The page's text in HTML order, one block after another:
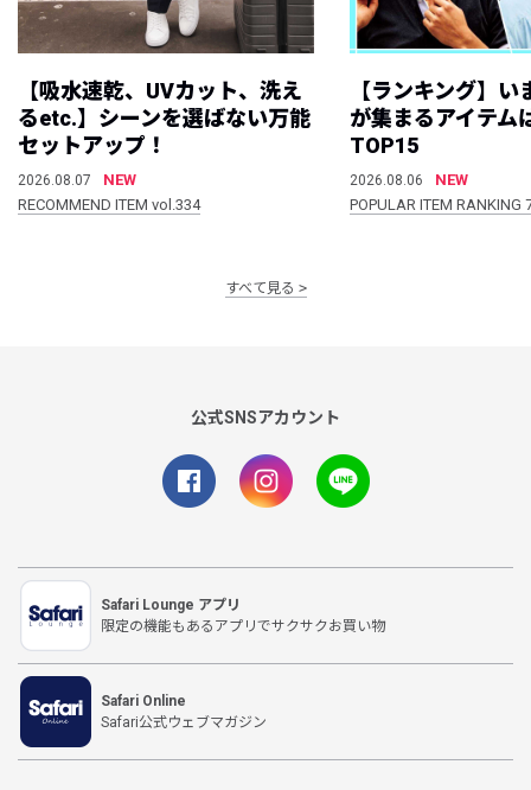
【吸水速乾、UVカット、洗え
るetc.】シーンを選ばない万能
セットアップ！
2026.08.07
NEW
RECOMMEND ITEM vol.334
【ランキング】
が集まるアイテム
TOP15
2026.08.06
NEW
POPULAR ITEM
すべて見る
公式SNSアカウント
Safari Lounge アプリ
限定の機能もあるアプリでサクサクお買い物
Safari Online
Safari公式ウェブマガジン